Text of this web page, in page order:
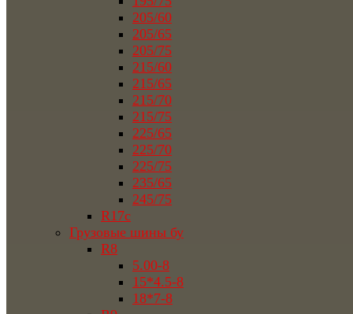
205/60
205/65
205/75
215/60
215/65
215/70
215/75
225/65
225/70
225/75
235/65
245/75
R17c
Грузовые шины бу
R8
5.00-8
15*4.5-8
18*7-8